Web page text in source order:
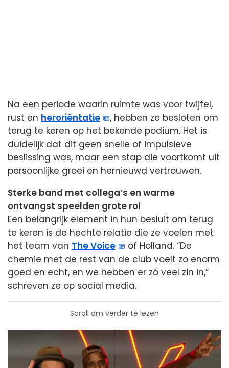
Na een periode waarin ruimte was voor twijfel,
rust en heroriëntatie
, hebben ze besloten om
terug te keren op het bekende podium. Het is
duidelijk dat dit geen snelle of impulsieve
beslissing was, maar een stap die voortkomt uit
persoonlijke groei en hernieuwd vertrouwen.
Sterke band met collega’s en warme
ontvangst speelden grote rol
Een belangrijk element in hun besluit om terug
te keren is de hechte relatie die ze voelen met
het team van The Voice
of Holland. “De
chemie met de rest van de club voelt zo enorm
goed en echt, en we hebben er zó veel zin in,”
schreven ze op social media.
Scroll om verder te lezen